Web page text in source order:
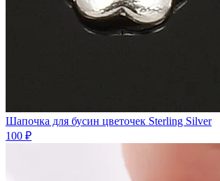
Шапочка для бусин цветочек Sterling Silver
100 ₽